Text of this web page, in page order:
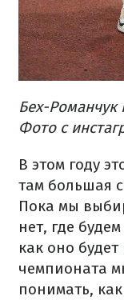
Бех-Романчук
Фото с
В этом году
там большая
Пока мы
нет, где
как оно будет
чемпионата
понимать,